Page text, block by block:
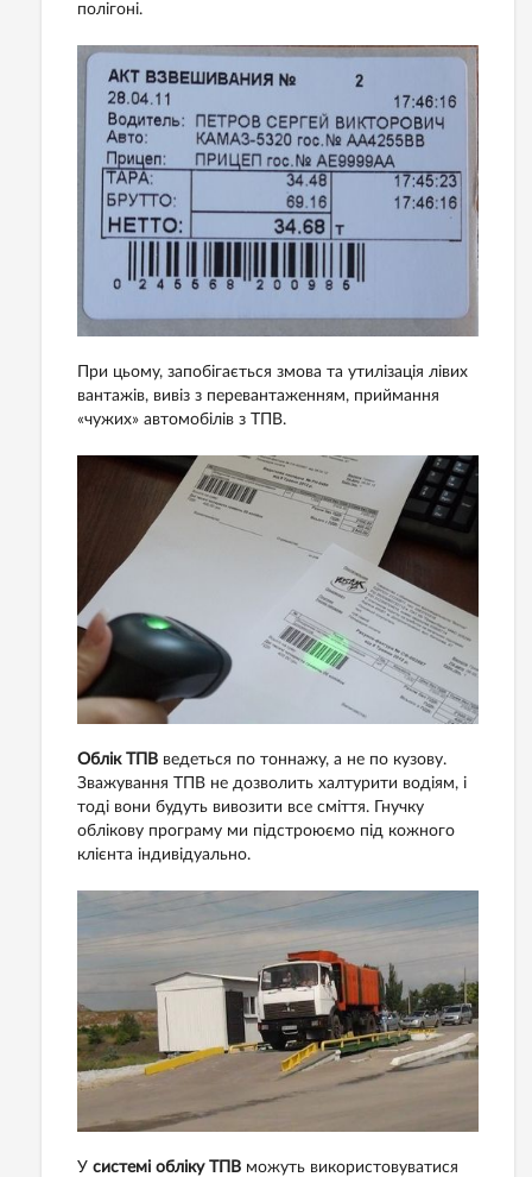
полігоні.
При цьому, запобігається змова та утилізація лівих
вантажів, вивіз з перевантаженням, приймання
«чужих» автомобілів з ТПВ.
Облік ТПВ ведеться по тоннажу, а не по кузову.
Зважування ТПВ не дозволить халтурити водіям, і
тоді вони будуть вивозити все сміття. Гнучку
облікову програму ми підстроюємо під кожного
клієнта індивідуально.
У системі обліку ТПВ можуть використовуватися